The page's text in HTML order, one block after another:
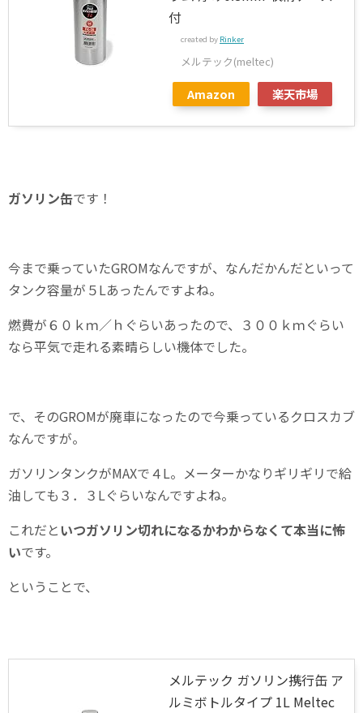
付
created by Rinker
メルテック(meltec)
Amazon 楽天市場
ガソリン缶です！
今まで乗っていたGROMなんですが、なんだかんだといって
タンク容量が５Lあったんですよね。
燃費が６０ｋｍ／ｈぐらいあったので、３００ｋｍぐらい
なら平気で走れる素晴らしい機体でした。
で、そのGROMが廃車になったので今乗っているクロスカブ
なんですが。
ガソリンタンクがMAXで４L。メーターかなりギリギリで給
油しても３．３Lぐらいなんですよね。
これだといつガソリン切れになるかわからなくて本当に怖
いです。
ということで、
メルテック ガソリン携行缶 ア
ルミボトルタイプ 1L Meltec